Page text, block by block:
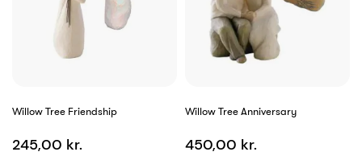
Willow Tree Friendship
245,00 kr.
Willow Tree Anniversary
450,00 kr.